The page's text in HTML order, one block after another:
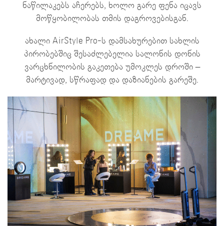
ნაწილაკებს აჩერებს, ხოლო გარე ფენა იცავს
მოწყობილობას თმის დაგროვებისგან.
ახალი AirStyle Pro-ს დამსახურებით სახლის
პირობებშიც შესაძლებელია სალონის დონის
ვარცხნილობის გაკეთება უმოკლეს დროში –
მარტივად, სწრაფად და დაზიანების გარეშე.